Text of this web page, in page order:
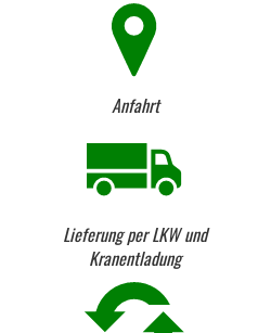
Anfahrt
Lieferung per LKW und
Kranentladung